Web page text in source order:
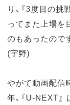
り、『3度目の
ってまた上場を
のもあったので
(宇野)
やがて動画配信
年、『U-NEXT